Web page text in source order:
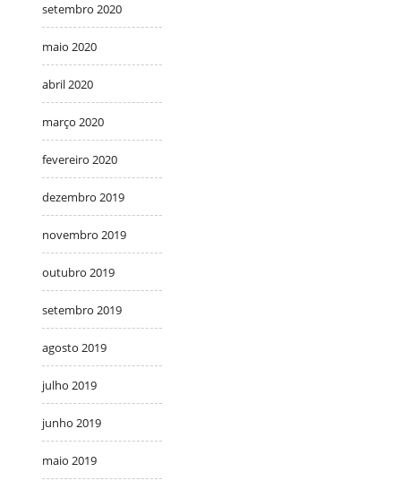
setembro 2020
maio 2020
abril 2020
março 2020
fevereiro 2020
dezembro 2019
novembro 2019
outubro 2019
setembro 2019
agosto 2019
julho 2019
junho 2019
maio 2019